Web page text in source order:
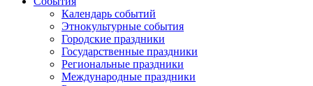
Календарь событий
Этнокультурные события
Городские праздники
Государственные праздники
Региональные праздники
Международные праздники